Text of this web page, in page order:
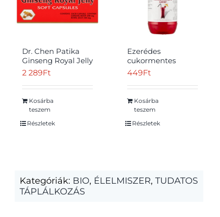
Dr. Chen Patika
Ginseng Royal Jelly
étrend-kiegészítő
kapszula 30 db 21,6
g
2 289Ft
Kosárba
teszem
Részletek
Ezerédes
cukormentes
málnaízű szörp
330 ml
449Ft
Kosárba
teszem
Részletek
Kategóriák: BIO, ÉLELMISZER, TUDATOS
TÁPLÁLKOZÁS